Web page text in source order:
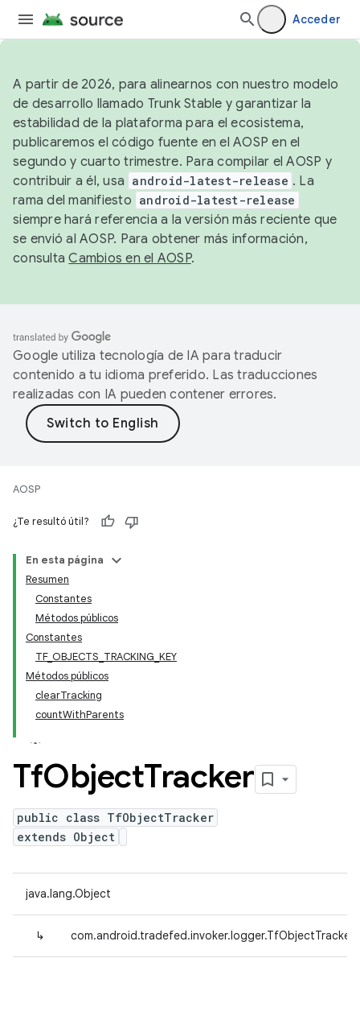
Acceder
A partir de 2026, para alinearnos con nuestro modelo
de desarrollo llamado Trunk Stable y garantizar la
estabilidad de la plataforma para el ecosistema,
publicaremos el código fuente en el AOSP en el
segundo y cuarto trimestre. Para compilar el AOSP y
contribuir a él, usa android-latest-release . La
rama del manifiesto android-latest-release
siempre hará referencia a la versión más reciente que
se envió al AOSP. Para obtener más información,
consultaCambios en el AOSP.
Google utiliza tecnología de IA para traducir
contenido a tu idioma preferido. Las traducciones
realizadas con IA pueden contener errores.
AOSP
¿Te resultó útil?
En esta página
Resumen
Constantes
Métodos públicos
Constantes
TF_ OBJECTS TRACKING KEY
Métodos públicos
clearTracking
countWithParents
TfObjectTracker
public class TfObjectTracker
extends Object
java.lang.Object
↳ com.android.tradefed.invoker.logger.TfObjectTracker